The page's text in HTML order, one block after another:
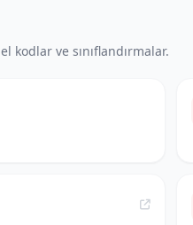
kodlar ve sınıflandırmalar.